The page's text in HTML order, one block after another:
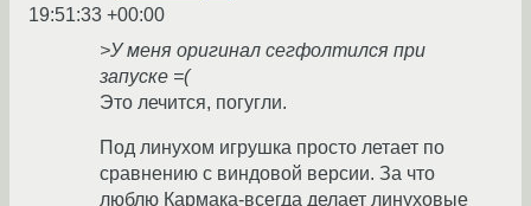
19:51:33 +00:00
>У меня оригинал сегфолтился при
запуске =(
Это лечится, погугли.
Под линухом игрушка просто летает по
сравнению с виндовой версии. За что
люблю Кармака-всегда делает линуховые